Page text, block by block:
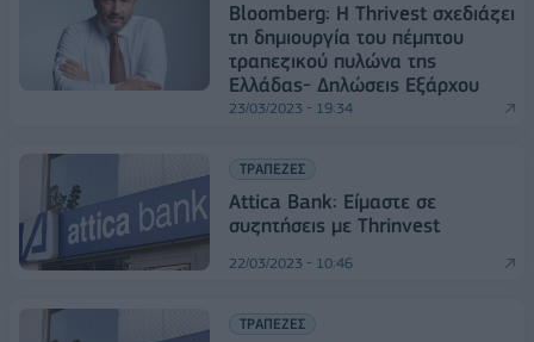
Bloomberg: Η Thrivest σχεδιάζει
τη δημιουργία του πέμπτου
τραπεζικού πυλώνα της
Ελλάδας- Δηλώσεις Εξάρχου
23/03/2023 - 19:34
ΤΡΑΠΕΖΕΣ
Attica Bank: Είμαστε σε
συζητήσεις με Thrinvest
22/03/2023 - 10:46
ΤΡΑΠΕΖΕΣ